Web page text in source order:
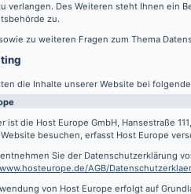
verlangen. Des Weiteren steht Ihnen ein
zu.
zu weiteren Fragen zum Thema
die Inhalte unserer Website bei
ist die Host Europe GmbH, Hansestraße
besuchen, erfasst Host Europe
Sie der Datenschutzerklärung
AGB/
von Host Europe erfolgt auf